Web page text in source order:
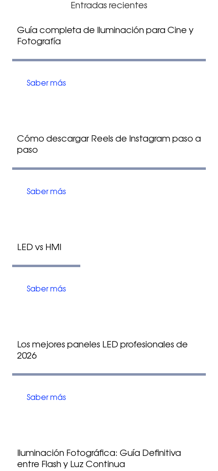
Entradas recientes
Guía completa de Iluminación para Cine y
Fotografía
Saber más
Cómo descargar Reels de Instagram paso a
paso
Saber más
LED vs HMI
Saber más
Los mejores paneles LED profesionales de
2026
Saber más
Iluminación Fotográfica: Guía Definitiva
entre Flash y Luz Continua